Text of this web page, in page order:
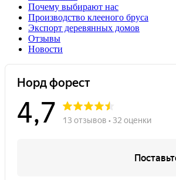
Почему выбирают нас
Производство клееного бруса
Экспорт деревянных домов
Отзывы
Новости